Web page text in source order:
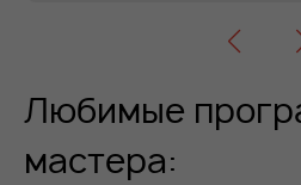
Любимые
мастера: